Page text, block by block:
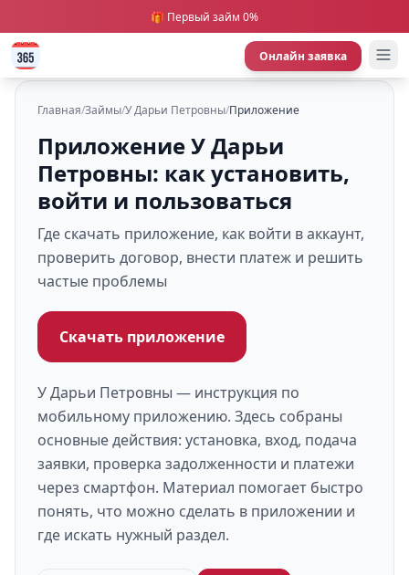
🎁 Первый займ 0%
Онлайн заявка
Главная/Займы/У Дарьи Петровны/Приложение
Приложение У Дарьи
Петровны: как установить,
войти и пользоваться
Где скачать приложение, как войти в аккаунт,
проверить договор, внести платеж и решить
частые проблемы
Скачать приложение
У Дарьи Петровны — инструкция по
мобильному приложению. Здесь собраны
основные действия: установка, вход, подача
заявки, проверка задолженности и платежи
через смартфон. Материал помогает быстро
понять, что можно сделать в приложении и
где искать нужный раздел.